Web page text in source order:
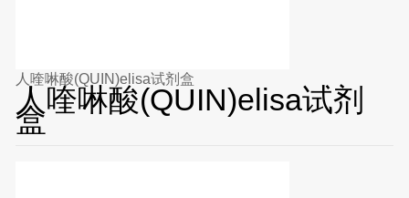
人喹啉酸(QUIN)elisa试剂盒
人喹啉酸(QUIN)elisa试剂
盒